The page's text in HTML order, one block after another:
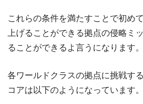
これらの条件を満たすことで初め
上げることができる拠点の侵略ミ
ることができるよ言うになります。
各ワールドクラスの拠点に挑戦す
コアは以下のようになっています。